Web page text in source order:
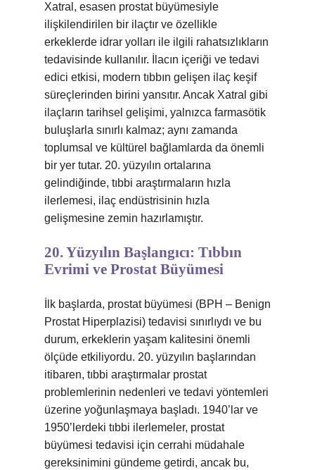
Xatral, esasen prostat büyümesiyle
ilişkilendirilen bir ilaçtır ve özellikle
erkeklerde idrar yolları ile ilgili rahatsızlıkların
tedavisinde kullanılır. İlacın içeriği ve tedavi
edici etkisi, modern tıbbın gelişen ilaç keşif
süreçlerinden birini yansıtır. Ancak Xatral gibi
ilaçların tarihsel gelişimi, yalnızca farmasötik
buluşlarla sınırlı kalmaz; aynı zamanda
toplumsal ve kültürel bağlamlarda da önemli
bir yer tutar. 20. yüzyılın ortalarına
gelindiğinde, tıbbi araştırmaların hızla
ilerlemesi, ilaç endüstrisinin hızla
gelişmesine zemin hazırlamıştır.
20. Yüzyılın Başlangıcı: Tıbbın
Evrimi ve Prostat Büyümesi
İlk başlarda, prostat büyümesi (BPH – Benign
Prostat Hiperplazisi) tedavisi sınırlıydı ve bu
durum, erkeklerin yaşam kalitesini önemli
ölçüde etkiliyordu. 20. yüzyılın başlarından
itibaren, tıbbi araştırmalar prostat
problemlerinin nedenleri ve tedavi yöntemleri
üzerine yoğunlaşmaya başladı. 1940’lar ve
1950’lerdeki tıbbi ilerlemeler, prostat
büyümesi tedavisi için cerrahi müdahale
gereksinimini gündeme getirdi, ancak bu,